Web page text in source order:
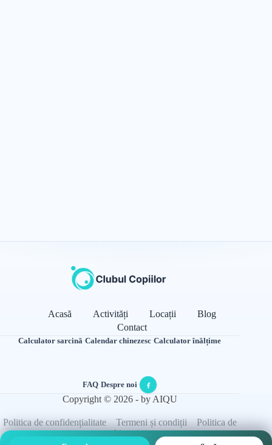
Acasă Activități Locații
Blog
Contact
Calculator sarcină·Calendar chinezesc·Calculator înălțime
FAQ·Despre noi·
Copyright © 2026 - by AIQU
Politica de confidențialitate Termeni și condiții
Politica de
cookie-uri